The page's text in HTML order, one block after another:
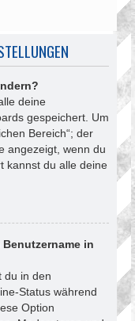
deine
gespeichert. Um
Bereich“; der
angezeigt, wenn du
kannst du alle deine
in
du in den
Status während
Option